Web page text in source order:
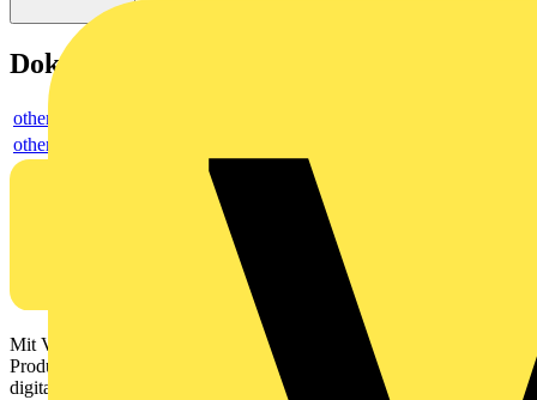
Dokumente
others
others
Mit Voltimum erhalten Elektrofachkräfte Zugang zu Branchennews,
Produktinformationen, Schulungen und Tools – alles auf einer
digitalen Plattform und Community.